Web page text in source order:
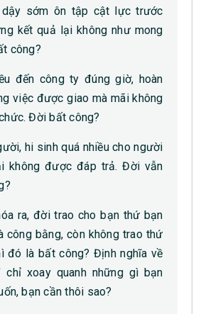
dậy sớm ôn tập cật lực trước
kết quả lại không như mong
công?
đến công ty đúng giờ, hoàn
việc được giao mà mãi không
Đời bất công?
hi sinh quá nhiều cho người
không được đáp trả. Đời vẫn
ra, đời trao cho bạn thứ bạn
công bằng, còn không trao thứ
đó là bất công? Định nghĩa về
chỉ xoay quanh những gì bạn
bạn cần thôi sao?